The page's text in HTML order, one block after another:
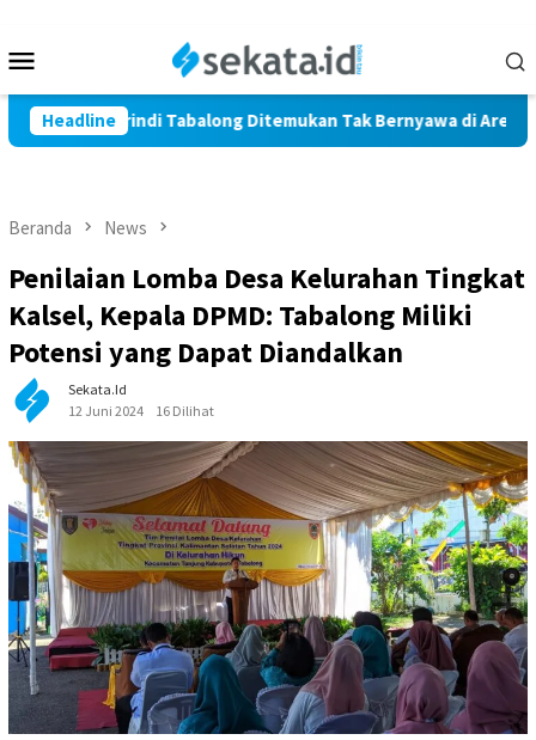
konten
Mobile
Headline
Marindi Tabalong Ditemukan Tak Bernyawa di Area
Beranda News
Penilaian Lomba Desa Kelurahan Tingkat
Kalsel, Kepala DPMD: Tabalong Miliki
Potensi yang Dapat Diandalkan
Sekata.id
12 Juni 2024
16 Dilihat